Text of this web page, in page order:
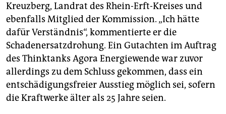
Kreuzberg, Landrat des Rhein-Erft-Kreises und
ebenfalls Mitglied der Kommission. „Ich hätte
dafür Verständnis“, kommentierte er die
Schadenersatzdrohung. Ein Gutachten im Auftrag
des Thinktanks Agora Energiewende war zuvor
allerdings zu dem Schluss gekommen, dass ein
entschädigungsfreier Ausstieg möglich sei, sofern
die Kraftwerke älter als 25 Jahre seien.